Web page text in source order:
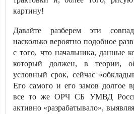
картину!
Давайте разберем эти
насколько вероятно подобное
с того, что начальника, данные
который должен, в теории,
условный срок, сейчас
Его самого и его замов долгое
все то же ОРЧ СБ УМВД
активно «разрабатывало»,